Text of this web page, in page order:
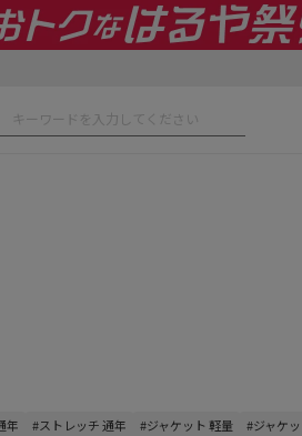
年 #ストレッチ 通年 #ジャケット 軽量 #ジャケ